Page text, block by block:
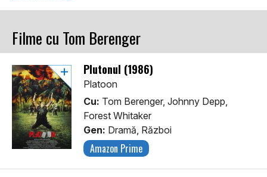
Filme cu Tom Berenger
Plutonul (1986)
Platoon
Cu: Tom Berenger, Johnny Depp,
Forest Whitaker
Gen: Dramă, Război
Amazon Prime